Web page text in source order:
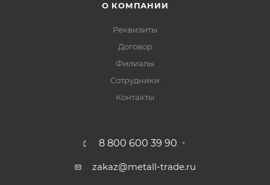
О КОМПАНИИ
Реквизиты
Договор
Филиалы
Сотрудники
Контакты
8 800 600 39 90
zakaz@metall-trade.ru